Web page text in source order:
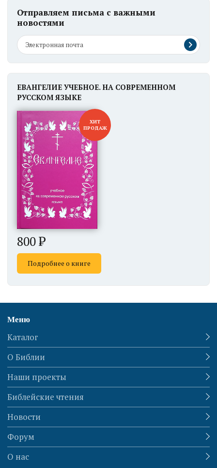
Отправляем письма с важными
новостями
ЕВАНГЕЛИЕ УЧЕБНОЕ. НА СОВРЕМЕННОМ
РУССКОМ ЯЗЫКЕ
ХИТ
ПРОДАЖ
800
Подробнее о книге
Меню
Каталог
О Библии
Наши проекты
Библейские чтения
Новости
Форум
О нас